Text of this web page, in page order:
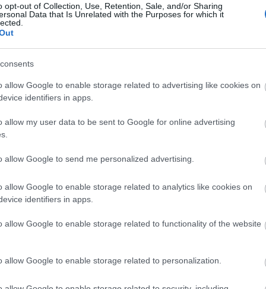
opt-out of Collection, Use, Retention, Sale, and/or Sharing
Data that Is Unrelated with the Purposes for which it
allow Google to enable storage related to advertising like cookies on
identifiers in apps.
allow my user data to be sent to Google for online advertising
allow Google to send me personalized advertising.
allow Google to enable storage related to analytics like cookies on
identifiers in apps.
allow Google to enable storage related to functionality of the website
allow Google to enable storage related to personalization.
a színház iránt,
képesség,
nagyfokú munkabírás,
szerzett szakmai-vezetői